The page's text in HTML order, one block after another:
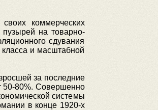
коммерческих
пузырей на товарно-
сдувания
и масштабной
за последние
50-80%. Совершенно
системы
в конце 1920-х